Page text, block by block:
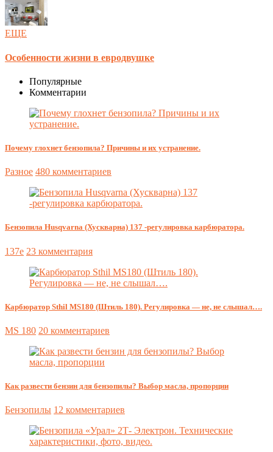
ЕЩЕ
Особенности жизни в евродвушке
Популярные
Комментарии
Почему глохнет бензопила? Причины и их устранение.
Разное 480 комментариев
Бензопила Husqvarna (Хускварна) 137 -регулировка карбюратора.
137e 23 комментария
Карбюратор Sthil MS180 (Штиль 180). Регулировка — не, не слышал….
MS 180 20 комментариев
Как развести бензин для бензопилы? Выбор масла, пропорции
Бензопилы 12 комментариев